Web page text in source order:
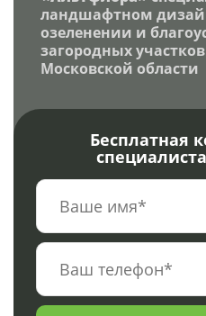
ландшафтном
озеленении и
загородных
Московской области
Бесплатная